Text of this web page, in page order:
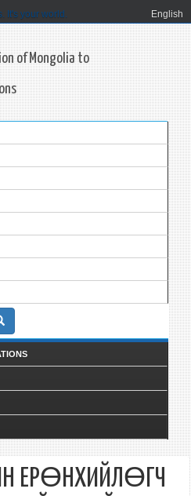
It's your world. English
of Mongolia to
ЕРӨНХИЙЛӨГЧ